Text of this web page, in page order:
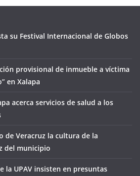
su Festival Internacional de Globos
provisional de inmueble a víctima
en Xalapa
acerca servicios de salud a los
de Veracruz la cultura de la
del municipio
la UPAV insisten en presuntas